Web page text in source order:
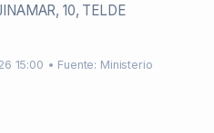
10, TELDE
15:00 • Fuente: Ministerio